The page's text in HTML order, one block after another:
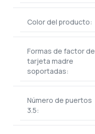
Color del producto:
Formas de factor de
tarjeta madre
soportadas:
Número de puertos
3.5: